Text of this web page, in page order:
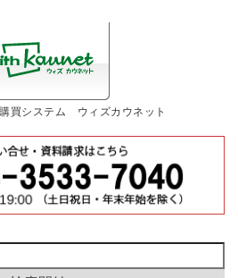
買システム ウィズカウネット